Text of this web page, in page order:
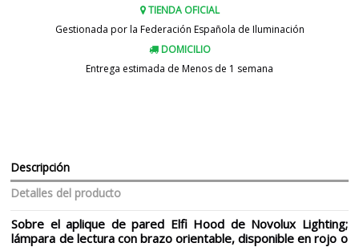
TIENDA OFICIAL
Gestionada por la Federación Española de Iluminación
DOMICILIO
Entrega estimada de Menos de 1 semana
Descripción
Detalles del producto
Sobre el aplique de pared Elfi Hood de Novolux Lighting;
lámpara de lectura con brazo orientable, disponible en rojo o